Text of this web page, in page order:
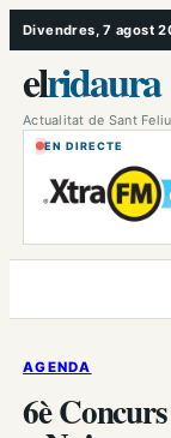
Vés
al
contingut
Divendres, 7 agost
elridaura
Actualitat de Sant
EN DIRECTE
AGENDA
6è